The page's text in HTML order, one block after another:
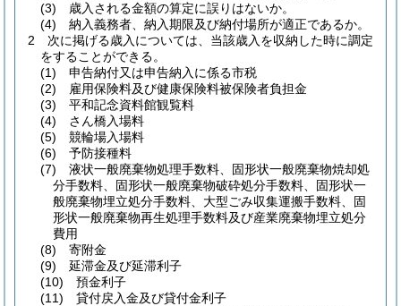
(3)
歳入される金額の算定に誤りはないか。
(4)
納入義務者、納入期限及び納付場所が適正であるか。
2
次に掲げる歳入については、当該歳入を収納した時に調定
をすることができる。
(1)
申告納付又は申告納入に係る市税
(2)
雇用保険料及び健康保険料被保険者負担金
(3)
平和記念資料館観覧料
(4)
さん橋入場料
(5)
競輪場入場料
(6)
予防接種料
(7)
液状一般廃棄物処理手数料、固形状一般廃棄物焼却処
分手数料、固形状一般廃棄物破砕処分手数料、固形状一
般廃棄物埋立処分手数料、大型ごみ収集運搬手数料、固
形状一般廃棄物再生処理手数料及び産業廃棄物埋立処分
費用
(8)
寄附金
(9)
延滞金及び延滞利子
(10)
預金利子
(11)
貸付戻入金及び貸付金利子